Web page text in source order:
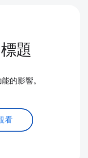
題
的影響。
看